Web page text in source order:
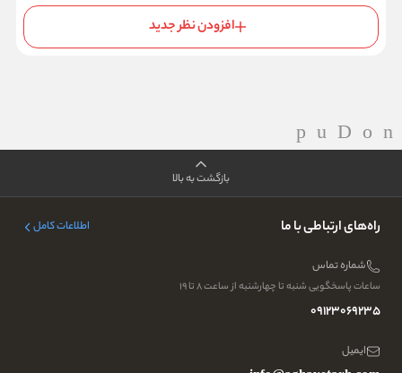
افزودن نظر جدید
بازگشت به بالا
راه‌های ارتباطی با ما اطلاعات کامل
شماره تماس
ساعات پاسخگویی شنبه تا چهارشنبه از ساعت ۸ تا ۱۹
09123069235
ایمیل